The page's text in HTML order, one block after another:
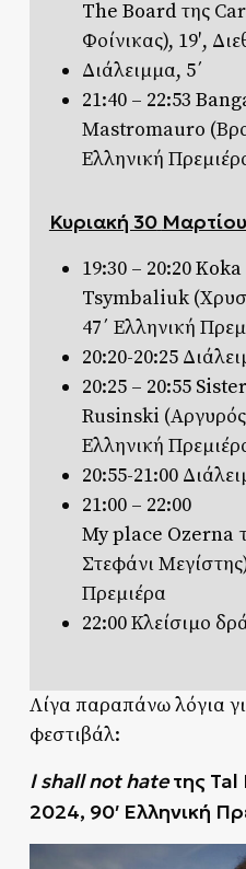
The Boardτης
Φοίνικας), 19′,
Διάλειμμα, 5΄
21:40 – 22:53
Mastromauro
Ελληνική
Κυριακή 30 Μαρτίου
19:30 – 20:20Koka
Tsymbaliuk
47΄ Ελληνική
20:20-20:25
20:25 – 20:55
Rusinski (Αργυρός
Ελληνική
20:55-21:00
21:00 – 22:00
My place Ozerna
Στεφάνι
Πρεμιέρα
22:00 Κλείσιμο
Λίγα παραπάνω λόγια
φεστιβάλ:
I shall not hateτηςTal
2024, 90′ Ελληνική